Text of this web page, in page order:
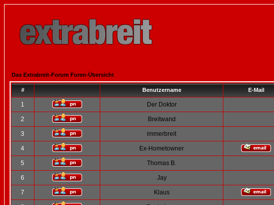
Das Extrabreit-Forum Foren-Übersicht
# Benutzername E-Mail
1 Der Doktor
2 Breitwand
3 immerbreit
4 Ex-Hometowner
5 Thomas B.
6 Jay
7 Klaus